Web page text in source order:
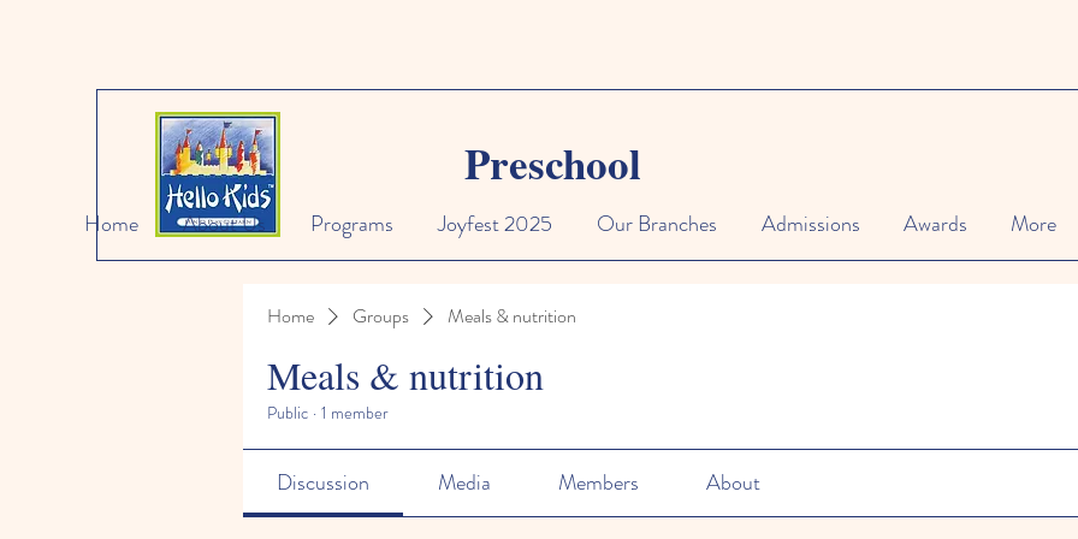
Preschool
Home About Us Programs Joyfest 2025 Our Branches Admissions Awards More
Home Groups Meals & nutrition
Meals & nutrition
Public · 1 member
Discussion Media Members About